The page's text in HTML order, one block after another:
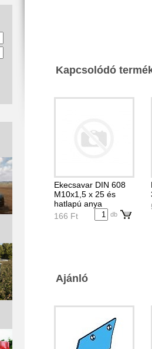
Kapcsolódó
Ekecsavar DIN 608
M10x1,5 x 25 és
hatlapú anya
166 Ft
db
Ajánló